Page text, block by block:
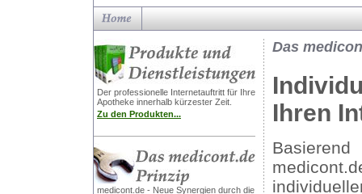
Der professionelle Internetauftritt für Ihre
Apotheke innerhalb kürzester Zeit.
Zu den Produkten...
medicont.de - Neue Synergien durch die
Das
Ihren